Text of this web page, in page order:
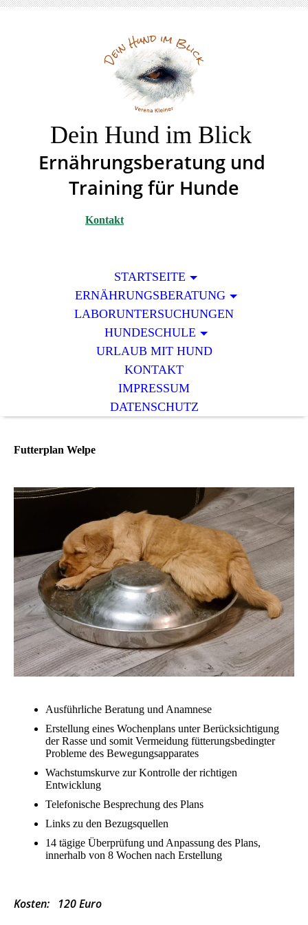
Dein Hund im Blick
Ernährungsberatung und
Training für Hunde
Kontakt
STARTSEITE
ERNÄHRUNGSBERATUNG
LABORUNTERSUCHUNGEN
HUNDESCHULE
URLAUB MIT HUND
KONTAKT
IMPRESSUM
DATENSCHUTZ
Futterplan Welpe
Ausführliche Beratung und Anamnese
Erstellung eines Wochenplans unter Berücksichtigung
der Rasse und somit Vermeidung fütterungsbedingter
Probleme des Bewegungsapparates
Wachstumskurve zur Kontrolle der richtigen
Entwicklung
Telefonische Besprechung des Plans
Links zu den Bezugsquellen
14 tägige Überprüfung und Anpassung des Plans,
innerhalb von 8 Wochen nach Erstellung
Kosten: 120 Euro